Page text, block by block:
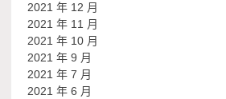
2021 年 12 月
2021 年 11 月
2021 年 10 月
2021 年 9 月
2021 年 7 月
2021 年 6 月